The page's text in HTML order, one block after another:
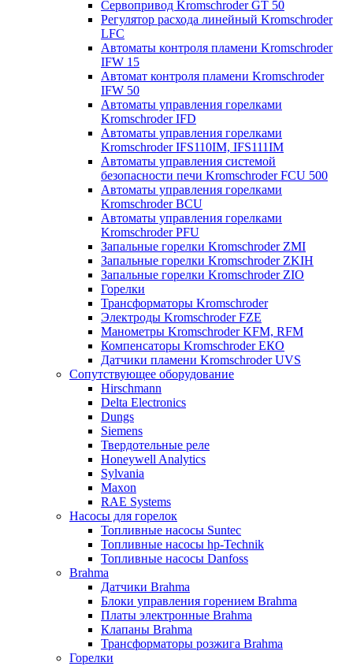
Cервопривод Kromschroder GT 50
Регулятор расхода линейный Kromschroder
LFC
Автоматы контроля пламени Kromschroder
IFW 15
Автомат контроля пламени Kromschroder
IFW 50
Автоматы управления горелками
Kromschroder IFD
Автоматы управления горелками
Kromschroder IFS110IM, IFS111IM
Автоматы управления системой
безопасности печи Kromschroder FCU 500
Автоматы управления горелками
Kromschroder BCU
Автоматы управления горелками
Kromschroder PFU
Запальные горелки Kromschroder ZМI
Запальные горелки Kromschroder ZKIH
Запальные горелки Kromschroder ZIO
Горелки
Трансформаторы Kromschroder
Электроды Kromschroder FZE
Манометры Kromschroder KFM, RFM
Компенсаторы Kromschroder ЕКО
Датчики пламени Kromschroder UVS
Сопутствующее оборудование
Hirschmann
Delta Electronics
Dungs
Siemens
Твердотельные реле
Honeywell Analytics
Sylvania
Maxon
RAE Systems
Насосы для горелок
Топливные насосы Suntec
Топливные насосы hp-Technik
Топливные насосы Danfoss
Brahma
Датчики Brahma
Блоки управления горением Brahma
Платы электронные Brahma
Клапаны Brahma
Трансформаторы розжига Brahma
Горелки